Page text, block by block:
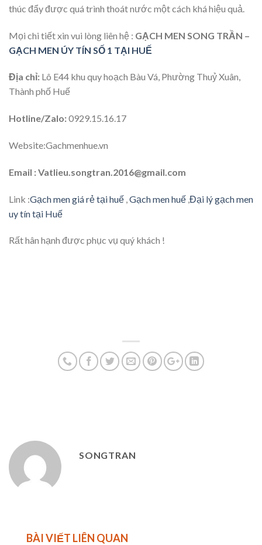
thúc đẩy được quá trình thoát nước một cách khá hiệu quả.
Mọi chi tiết xin vui lòng liên hệ : GẠCH MEN SONG TRẦN –
GẠCH MEN ÚY TÍN SỐ 1 TẠI HUẾ
Địa chỉ: Lô E44 khu quy hoạch Bàu Vá, Phường Thuỷ Xuân,
Thành phố Huế
Hotline/Zalo:0929.15.16.17
Website:Gachmenhue.vn
Email : Vatlieu.songtran.2016@gmail.com
Link :Gạch men giá rẻ tại huế Gạch men huế Đại lý gạch men
uy tín tại Huế
Rất hân hạnh được phục vụ quý khách !
SONGTRAN
BÀI VIẾT LIÊN QUAN